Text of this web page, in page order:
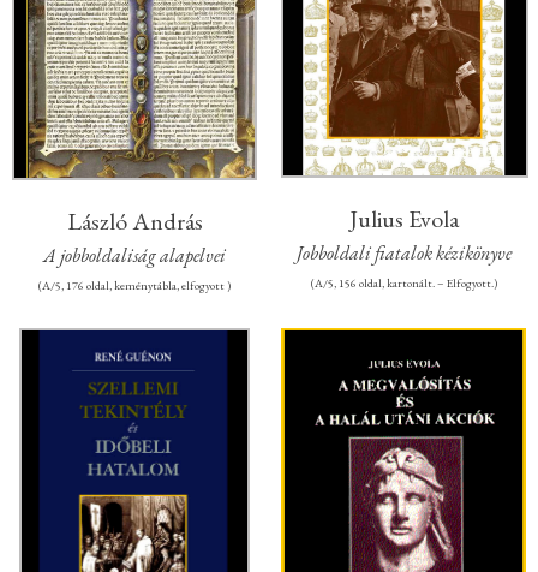
László András
A jobboldaliság alapelvei
(A/5, 176 oldal, keménytábla, elfogyott )
Julius Evola
Jobboldali fiatalok kézikönyve
(A/5, 156 oldal, kartonált. – Elfogyott.)